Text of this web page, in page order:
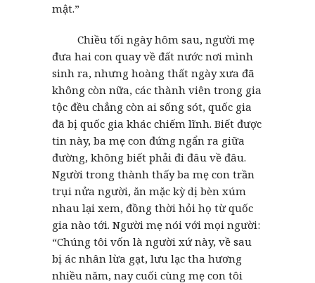
mật.”
Chiều tối ngày hôm sau, người mẹ
đưa hai con quay về đất nước nơi mình
sinh ra, nhưng hoàng thất ngày xưa đã
không còn nữa, các thành viên trong gia
tộc đều chẳng còn ai sống sót, quốc gia
đã bị quốc gia khác chiếm lĩnh. Biết được
tin này, ba mẹ con đứng ngẩn ra giữa
đường, không biết phải đi đâu về đâu.
Người trong thành thấy ba mẹ con trần
trụi nửa người, ăn mặc kỳ dị bèn xúm
nhau lại xem, đồng thời hỏi họ từ quốc
gia nào tới. Người mẹ nói với mọi người:
“Chúng tôi vốn là người xứ này, về sau
bị ác nhân lừa gạt, lưu lạc tha hương
nhiều năm, nay cuối cùng mẹ con tôi